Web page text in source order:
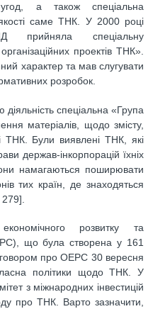
а також спеціальна
саме ТНК. У 2000 році
прийняла спеціальну
проектів ТНК».
характер та мав слугувати
розробок.
спеціальна «Група
матеріалів, щодо змісту,
ТНК. Були виявлені ТНК, які
держав-інкорпорацій їхніх
намагаються поширювати
тих країн, де знаходяться
розвитку та
що була створена у 161
про ОЕРС 30 вересня
політики щодо ТНК. У
з міжнародних інвестицій
про ТНК. Варто зазначити,